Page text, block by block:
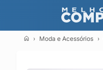
Moda e Acessórios